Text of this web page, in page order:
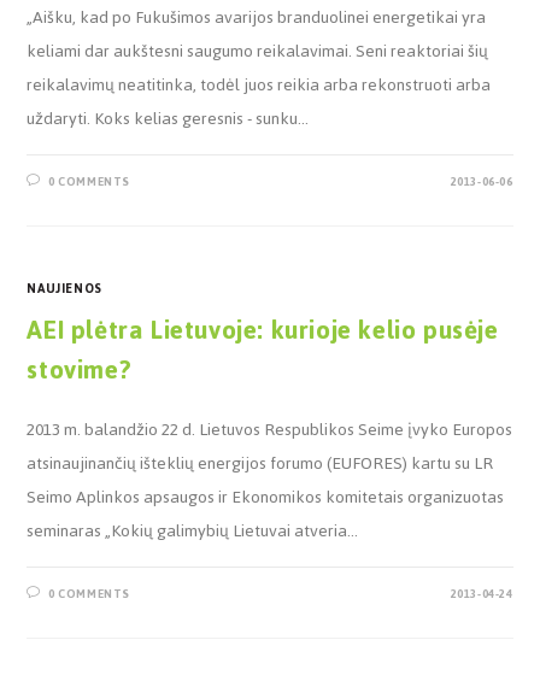
„Aišku, kad po Fukušimos avarijos branduolinei energetikai yra
keliami dar aukštesni saugumo reikalavimai. Seni reaktoriai šių
reikalavimų neatitinka, todėl juos reikia arba rekonstruoti arba
uždaryti. Koks kelias geresnis - sunku…
0 COMMENTS 2013-06-06
NAUJIENOS
AEI plėtra Lietuvoje: kurioje kelio pusėje
stovime?
2013 m. balandžio 22 d. Lietuvos Respublikos Seime įvyko Europos
atsinaujinančių išteklių energijos forumo (EUFORES) kartu su LR
Seimo Aplinkos apsaugos ir Ekonomikos komitetais organizuotas
seminaras „Kokių galimybių Lietuvai atveria…
0 COMMENTS 2013-04-24